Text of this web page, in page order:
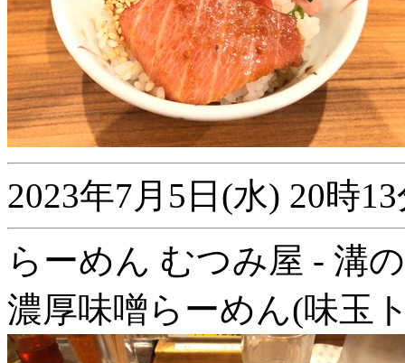
2023年7月5日(水) 20時
らーめん むつみ屋 - 溝
濃厚味噌らーめん(味玉